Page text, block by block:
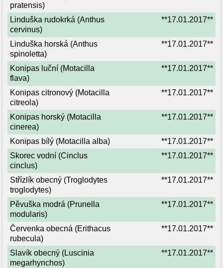
pratensis)
Linduška rudokrká (Anthus
cervinus)
**17.01.2017**
Linduška horská (Anthus
spinoletta)
**17.01.2017**
Konipas luční (Motacilla
flava)
**17.01.2017**
Konipas citronový (Motacilla
citreola)
**17.01.2017**
Konipas horský (Motacilla
cinerea)
**17.01.2017**
Konipas bílý (Motacilla alba)
**17.01.2017**
Skorec vodní (Cinclus
cinclus)
**17.01.2017**
Střízlík obecný (Troglodytes
troglodytes)
**17.01.2017**
Pěvuška modrá (Prunella
modularis)
**17.01.2017**
Červenka obecná (Erithacus
rubecula)
**17.01.2017**
Slavík obecný (Luscinia
megarhynchos)
**17.01.2017**